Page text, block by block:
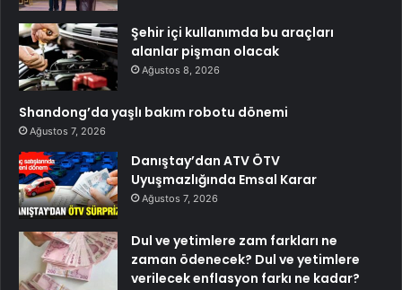
Şehir içi kullanımda bu araçları
alanlar pişman olacak
Ağustos 8, 2026
Shandong’da yaşlı bakım robotu dönemi
Ağustos 7, 2026
Danıştay’dan ATV ÖTV
Uyuşmazlığında Emsal Karar
Ağustos 7, 2026
Dul ve yetimlere zam farkları ne
zaman ödenecek? Dul ve yetimlere
verilecek enflasyon farkı ne kadar?